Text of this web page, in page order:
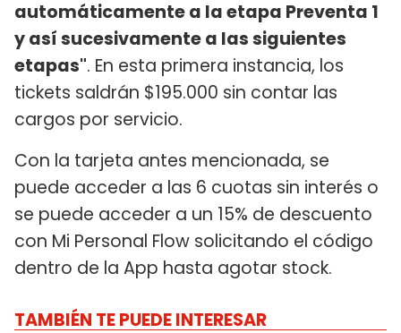
automáticamente a la etapa Preventa 1
y así sucesivamente a las siguientes
etapas". En esta primera instancia, los
tickets saldrán $195.000 sin contar las
cargos por servicio.
Con la tarjeta antes mencionada, se
puede acceder a las 6 cuotas sin interés o
se puede acceder a un 15% de descuento
con Mi Personal Flow solicitando el código
dentro de la App hasta agotar stock.
TAMBIÉN TE PUEDE INTERESAR